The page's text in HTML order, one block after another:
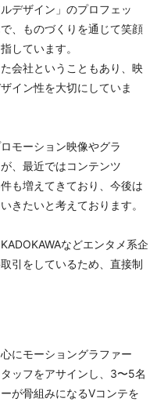
デザイン」のプロフェッ
、ものづくりを通じて笑顔
しています。
会社ということもあり、映
イン性を大切にしていま
モーション映像やグラ
、最近ではコンテンツ
も増えてきており、今後は
きたいと考えております。
などエンタメ系企
引をしているため、直接制
にモーショングラファー
ッフをアサインし、3〜5名
が骨組みになるVコンテを